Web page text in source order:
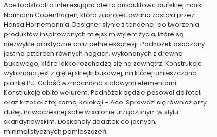
Ace footstool to interesująca oferta produktowa duńskiej marki
Normann Copenhagen, która zaprojektowana została przez
Hansa Hornemann’a. Designer słynie z tendencji do tworzenia
produktów inspirowanych miejskim stylem życia, które są
niezwykle praktyczne oraz pełne ekspresji. Podnożek osadzony
jest na czterech równych nogach, wykonanych z drewna
bukowego, które lekko rozchodzą się na zewnątrz. Konstrukcja
wykonana jest z giętej sklejki bukowej, na której umieszczono
piankę PU. Całość wzmocniono stalowymi elementami.
Konstrukcję obito welurem. Podnóżek będzie pasował do foteli
oraz krzeseł z tej samej kolekcji – Ace. Sprawdzi się również przy
dużej, nowoczesnej sofie w salonie urządzonym w stylu
skandynawskim. Doskonały dodatek do jasnych,
minimalistycznych pomieszczeń.